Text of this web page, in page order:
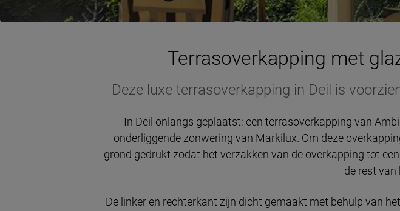
Terrasoverkapping met
Deze luxe terrasoverkapping in Deil is
In Deil onlangs geplaatst: een terrasoverkapping van
onderliggende zonwering van Markilux. Om deze
grond gedrukt zodat het verzakken van de overkapping tot
de rest van
De linker en rechterkant zijn dicht gemaakt met behulp van